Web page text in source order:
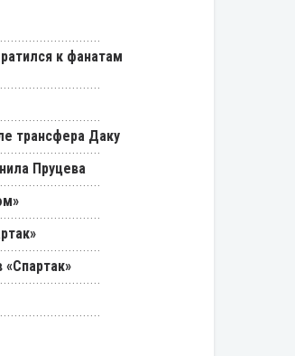
к фанатам
трансфера Даку
Пруцева